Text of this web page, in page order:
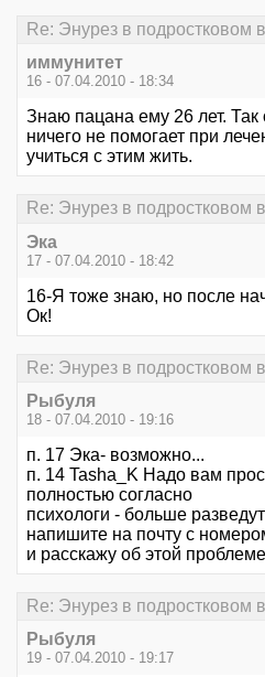
Re: Энурез в подростковом
иммунитет
16 - 07.04.2010 - 18:34
Знаю пацана ему 26 лет. Так
ничего не помогает при
учиться с этим жить.
Re: Энурез в подростковом
Эка
17 - 07.04.2010 - 18:42
16-Я тоже знаю, но после
Ок!
Re: Энурез в подростковом
Рыбуля
18 - 07.04.2010 - 19:16
п. 17 Эка- возможно...
п. 14 Tasha_K Надо вам
полностью согласно
психологи - больше
напишите на почту с
и расскажу об этой
Re: Энурез в подростковом
Рыбуля
19 - 07.04.2010 - 19:17